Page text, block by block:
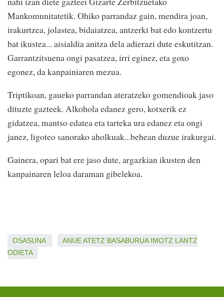
Mankomunitatetik. Ohiko parrandaz gain, mendira joan,
irakurtzea, jolastea, bidaiatzea, antzerki bat edo kontzertu
bat ikustea... aisialdia anitza dela adierazi dute eskutitzan.
Garrantzitsuena ongi pasatzea, irri eginez, eta goxo
egonez, da kanpainiaren mezua.
Triptikoan, gaueko parrandan ateratzeko gomendioak jaso
dituzte gazteek. Alkohola edanez gero, kotxerik ez
gidatzea, mantso edatea eta tarteka ura edanez eta ongi
janez, ligoteo sanorako aholkuak...behean duzue irakurgai.
Gainera, opari bat ere jaso dute, argazkian ikusten den
kanpainaren leloa daraman gibelekoa.
OSASUNA ANUEATETZ BASABURUA IMOTZ LANTZ
ODIETA